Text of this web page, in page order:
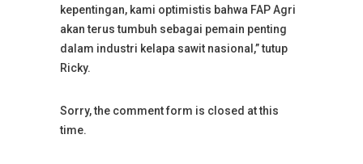
kepentingan, kami optimistis bahwa FAP Agri
akan terus tumbuh sebagai pemain penting
dalam industri kelapa sawit nasional,” tutup
Ricky.
Sorry, the comment form is closed at this
time.